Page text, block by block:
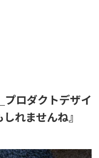
プロダクトデザイ
れませんね』